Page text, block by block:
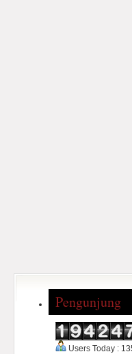
Pengunjung
Users Today :